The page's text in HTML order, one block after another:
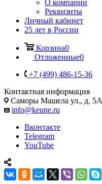
О компании
Реквизиты
Личный кабинет
25 лет в России
Корзина0
Отложенные0
+7 (499) 486-15-36
Контактная информация
Саморы Машела ул., д. 5А
info@keune.ru
Вконтакте
Telegram
YouTube